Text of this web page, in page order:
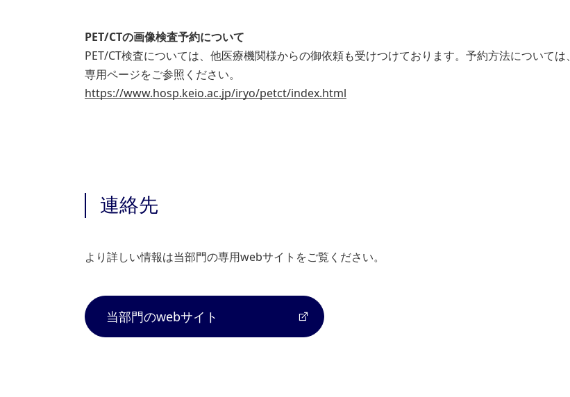
PET/CTの画像検査予約について
PET/CT検査については、他医療機関様からの御依頼も受けつけております。予約方法については、
専用ページをご参照ください。
https://www.hosp.keio.ac.jp/iryo/petct/index.html
連絡先
より詳しい情報は当部門の専用webサイトをご覧ください。
当部門のwebサイト